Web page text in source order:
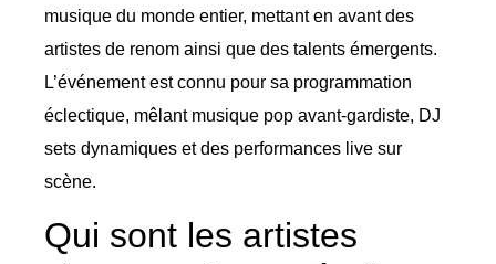
musique du monde entier, mettant en avant des
artistes de renom ainsi que des talents émergents.
L’événement est connu pour sa programmation
éclectique, mêlant musique pop avant-gardiste, DJ
sets dynamiques et des performances live sur
scène.
Qui sont les artistes